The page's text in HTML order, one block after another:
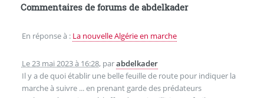
Commentaires de forums de abdelkader
En réponse à : La nouvelle Algérie en marche
Le 23 mai 2023 à 16:28, parabdelkader
Il y a de quoi établir une belle feuille de route pour indiquer la
marche à suivre ... en prenant garde des prédateurs